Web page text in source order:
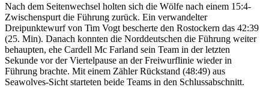
Nach dem Seitenwechsel holten sich die Wölfe nach einem 15:4-
Zwischenspurt die Führung zurück. Ein verwandelter
Dreipunktewurf von Tim Vogt bescherte den Rostockern das 42:39
(25. Min). Danach konnten die Norddeutschen die Führung weiter
behaupten, ehe Cardell Mc Farland sein Team in der letzten
Sekunde vor der Viertelpause an der Freiwurflinie wieder in
Führung brachte. Mit einem Zähler Rückstand (48:49) aus
Seawolves-Sicht starteten beide Teams in den Schlussabschnitt.